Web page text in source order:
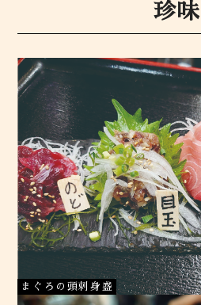
珍味
まぐろの頭刺身盛